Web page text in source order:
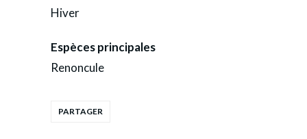
Hiver
Espèces principales
Renoncule